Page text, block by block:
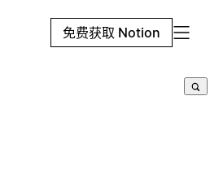
免费获取 Notion